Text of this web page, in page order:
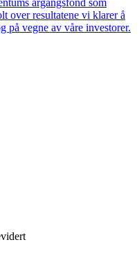
over resultatene vi klarer å
på vegne av våre investorer.